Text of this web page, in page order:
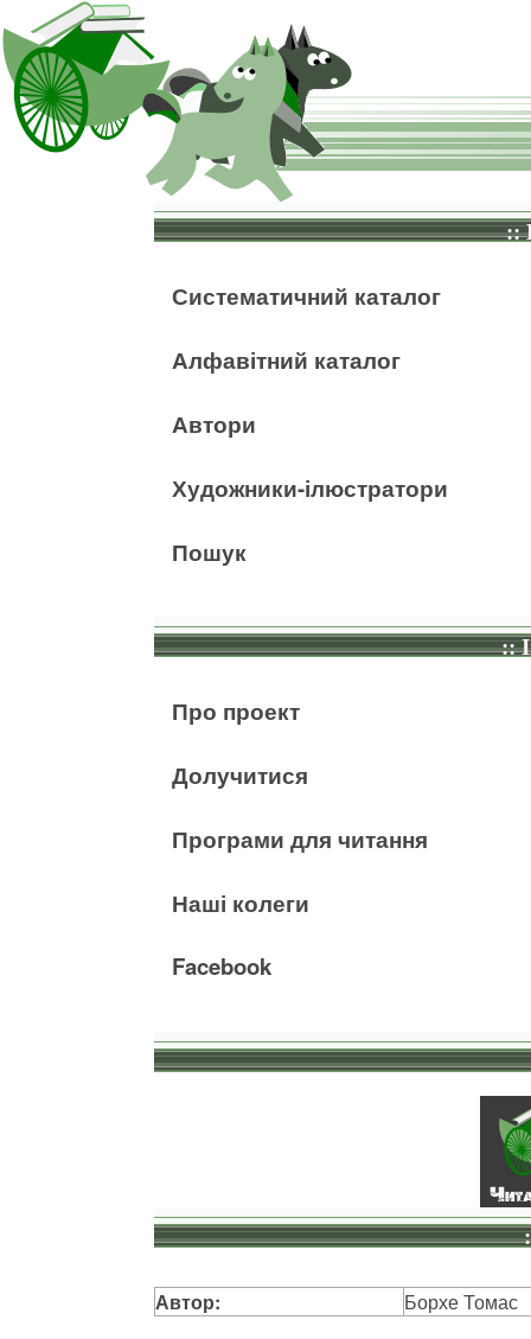
::
Систематичний каталог
Алфавітний каталог
Автори
Художники-ілюстратори
Пошук
::
Про проект
Долучитися
Програми для читання
Наші колеги
Facebook
Автор: Борхе Томас